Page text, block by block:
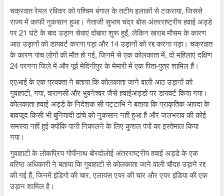
चक्रवात रेमल रविवार को पश्चिम बंगाल के तटीय इलाकों से टकराया, जिससे
राज्य में काफी नुकसान हुआ। नेताजी सुभाष चंद्र बोस अंतरराष्ट्रीय हवाई अड्डे
पर 21 घंटे के बाद उड़ान सेवाएं दोबारा शुरू हुईं, लेकिन खराब मौसम के कारण
आठ उड़ानों को डायवर्ट करना पड़ा और 14 उड़ानों को रद्द करना पड़ा। चक्रवात
के कारण पांच लोगों की मौत हो गई, जिनमें से एक कोलकाता में, दो महिलाएं दक्षिण
24 परगना जिले में और पूर्व मेदिनीपुर के मेमारी में एक पिता-पुत्र शामिल हैं।
एएआई के एक प्रवक्ता ने बताया कि कोलकाता जाने वाली आठ उड़ानों को
गुवाहाटी, गया, वाराणसी और भुवनेश्वर जैसे हवाईअड्डों पर डायवर्ट किया गया।
कोलकाता हवाई अड्डे के निदेशक सी पट्टाभि ने बताया कि प्राकृतिक आपदा के
बावजूद किसी भी बुनियादी ढांचे को नुकसान नहीं हुआ है और जलभराव की कोई
समस्या नहीं हुई क्योंकि पानी निकालने के लिए कुशल पंपों का इस्तेमाल किया
गया।
गुवाहाटी के लोकप्रिय गोपीनाथ बोरदोलोई अंतरराष्ट्रीय हवाई अड्डे के एक
वरिष्ठ अधिकारी ने बताया कि गुवाहाटी से कोलकाता जाने वाली चौदह उड़ानें रद्द
की गई हैं, जिनमें इंडिगो की चार, एलायंस एयर की चार और एयर इंडिया की एक
उड़ान शामिल है।